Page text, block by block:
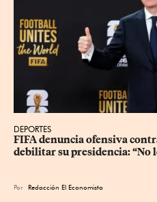
DEPORTES
FIFA denuncia ofensiva
debilitar su presidencia: “No
Por Redacción El Economista